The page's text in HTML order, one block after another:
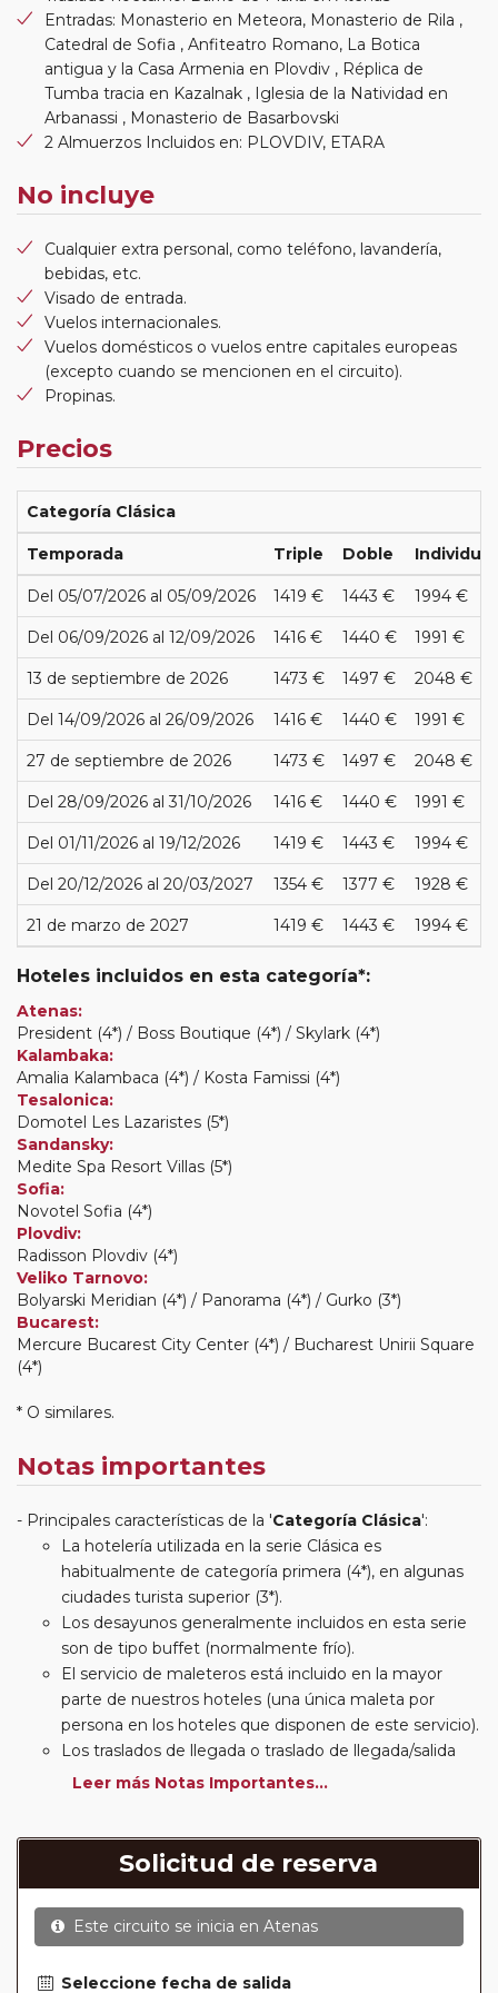
Entradas: Monasterio en Meteora, Monasterio de Rila ,
Catedral de Sofia , Anfiteatro Romano, La Botica
antigua y la Casa Armenia en Plovdiv , Réplica de
Tumba tracia en Kazalnak , Iglesia de la Natividad en
Arbanassi , Monasterio de Basarbovski
2 Almuerzos Incluidos en: PLOVDIV, ETARA
No incluye
Cualquier extra personal, como teléfono, lavandería,
bebidas, etc.
Visado de entrada.
Vuelos internacionales.
Vuelos domésticos o vuelos entre capitales europeas
(excepto cuando se mencionen en el circuito).
Propinas.
Precios
Categoría Clásica
Temporada Triple Doble Individual
Del 05/07/2026 al 05/09/2026 1419 € 1443 € 1994 €
Del 06/09/2026 al 12/09/2026 1416 € 1440 € 1991 €
13 de septiembre de 2026 1473 € 1497 € 2048 €
Del 14/09/2026 al 26/09/2026 1416 € 1440 € 1991 €
27 de septiembre de 2026 1473 € 1497 € 2048 €
Del 28/09/2026 al 31/10/2026 1416 € 1440 € 1991 €
Del 01/11/2026 al 19/12/2026 1419 € 1443 € 1994 €
Del 20/12/2026 al 20/03/2027 1354 € 1377 € 1928 €
21 de marzo de 2027 1419 € 1443 € 1994 €
Hoteles incluidos en esta categoría*:
Atenas:
President (4*) / Boss Boutique (4*) / Skylark (4*)
Kalambaka:
Amalia Kalambaca (4*) / Kosta Famissi (4*)
Tesalonica:
Domotel Les Lazaristes (5*)
Sandansky:
Medite Spa Resort Villas (5*)
Sofia:
Novotel Sofia (4*)
Plovdiv:
Radisson Plovdiv (4*)
Veliko Tarnovo:
Bolyarski Meridian (4*) / Panorama (4*) / Gurko (3*)
Bucarest:
Mercure Bucarest City Center (4*) / Bucharest Unirii Square
(4*)
* O similares.
Notas importantes
Principales características de la 'Categoría Clásica':
La hotelería utilizada en la serie Clásica es
habitualmente de categoría primera (4*), en algunas
ciudades turista superior (3*).
Los desayunos generalmente incluidos en esta serie
son de tipo buffet (normalmente frío).
El servicio de maleteros está incluido en la mayor
parte de nuestros hoteles (una única maleta por
persona en los hoteles que disponen de este servicio).
Los traslados de llegada o traslado de llegada/salida
estarán incluidos según itinerario.
suplemento de media pensión (incluirá un número de
almuerzos o cenas señalado en su itinerario).
En muchos itinerarios le incluimos algunas cenas. En
circuitos clásicos Europeos normalmente las entradas
mientras que en viajes regionales y otros viajes
Leer más Notas Importantes...
Solicitud de reserva
Este circuito se inicia en Atenas
Seleccione fecha de salida